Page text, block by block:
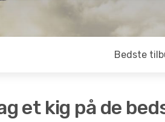
Bedste
et kig på de